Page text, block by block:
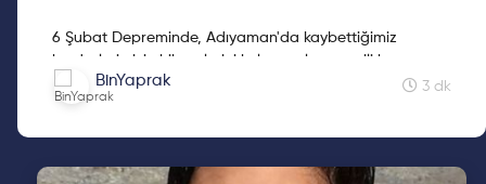
6 Şubat Depreminde, Adıyaman'da kaybettiğimiz
kardeşlerimizin hikayelerini kaleme alan sevgili kız
kardeşimiz Mine Kavasoğulları'na teşekkür ederiz.
BinYaprak 3 dk